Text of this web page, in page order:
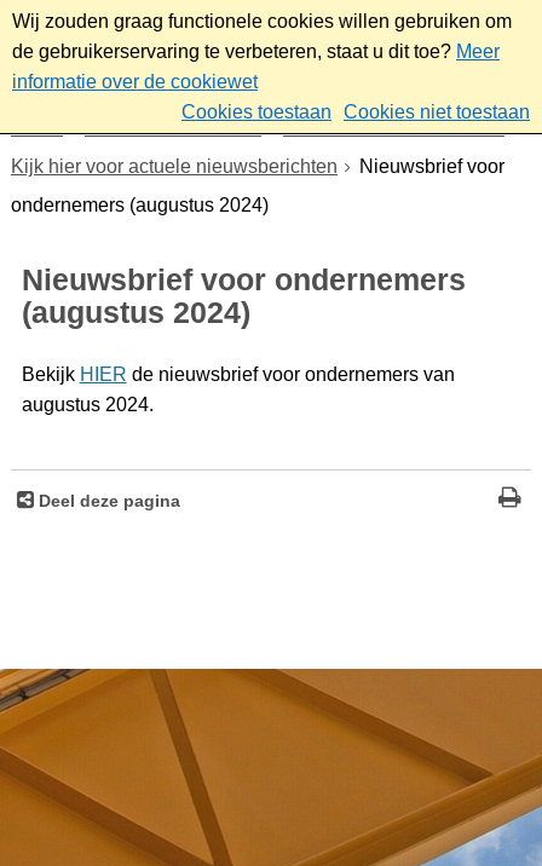
Wij zouden graag functionele cookies willen gebruiken om
de gebruikerservaring te verbeteren, staat u dit toe? Meer
informatie over de cookiewet
Cookies toestaan
Cookies niet toestaan
Werk & ondernemen
Nieuwsbrief ondernemers
Kijk hier voor actuele nieuwsberichten
Nieuwsbrief voor
ondernemers (augustus 2024)
Nieuwsbrief voor ondernemers
(augustus 2024)
Bekijk HIER de nieuwsbrief voor ondernemers van
augustus 2024.
Deel deze pagina